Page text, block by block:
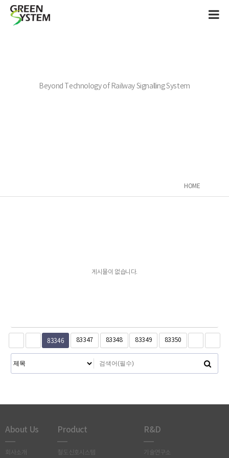
Beyond Technology of Railway Signalling System
HOME
게시물이 없습니다.
83346 83347 83348 83349 83350
About Us
회사소개
Product
철도신호시스템
R&D
기술연구소